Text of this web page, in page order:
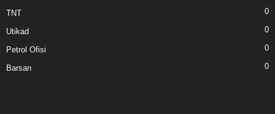
TNT 0
Utikad 0
Petrol Ofisi 0
Barsan 0